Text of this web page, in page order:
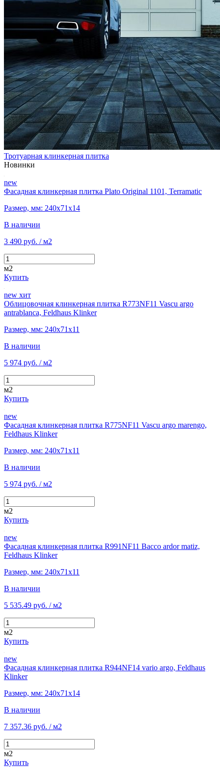
Тротуарная клинкерная плитка
Новинки
new
Фасадная клинкерная плитка Plato Original 1101, Terramatic
Размер, мм: 240х71х14
В наличии
3 490 руб. / м2
м2
Купить
new хит
Облицовочная клинкерная плитка R773NF11 Vascu argo
antrablanca, Feldhaus Klinker
Размер, мм: 240х71х11
В наличии
5 974 руб. / м2
м2
Купить
new
Фасадная клинкерная плитка R775NF11 Vascu argo marengo,
Feldhaus Klinker
Размер, мм: 240х71х11
В наличии
5 974 руб. / м2
м2
Купить
new
Фасадная клинкерная плитка R991NF11 Bacco ardor matiz,
Feldhaus Klinker
Размер, мм: 240х71х11
В наличии
5 535.49 руб. / м2
м2
Купить
new
Фасадная клинкерная плитка R944NF14 vario argo, Feldhaus
Klinker
Размер, мм: 240х71х14
В наличии
7 357.36 руб. / м2
м2
Купить